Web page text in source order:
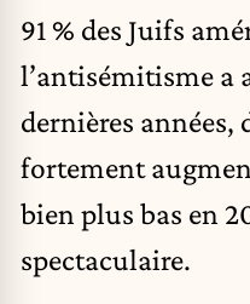
91 % des Juifs
l’antisémitisme a
dernières années,
fortement
bien plus bas en
spectaculaire.